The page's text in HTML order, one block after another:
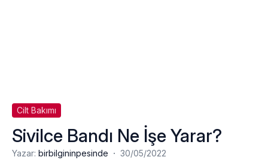
Cilt Bakımı
Sivilce Bandı Ne İşe Yarar?
Yazar: birbilgininpesinde · 30/05/2022